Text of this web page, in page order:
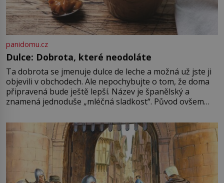
panidomu.cz
Dulce: Dobrota, které neodoláte
Ta dobrota se jmenuje dulce de leche a možná už jste ji
objevili v obchodech. Ale nepochybujte o tom, že doma
připravená bude ještě lepší. Název je španělský a
znamená jednoduše „mléčná sladkost“. Původ ovšem
pře hned několik latinskoamerických zemí a k tomu
Francie, kde se traduje,